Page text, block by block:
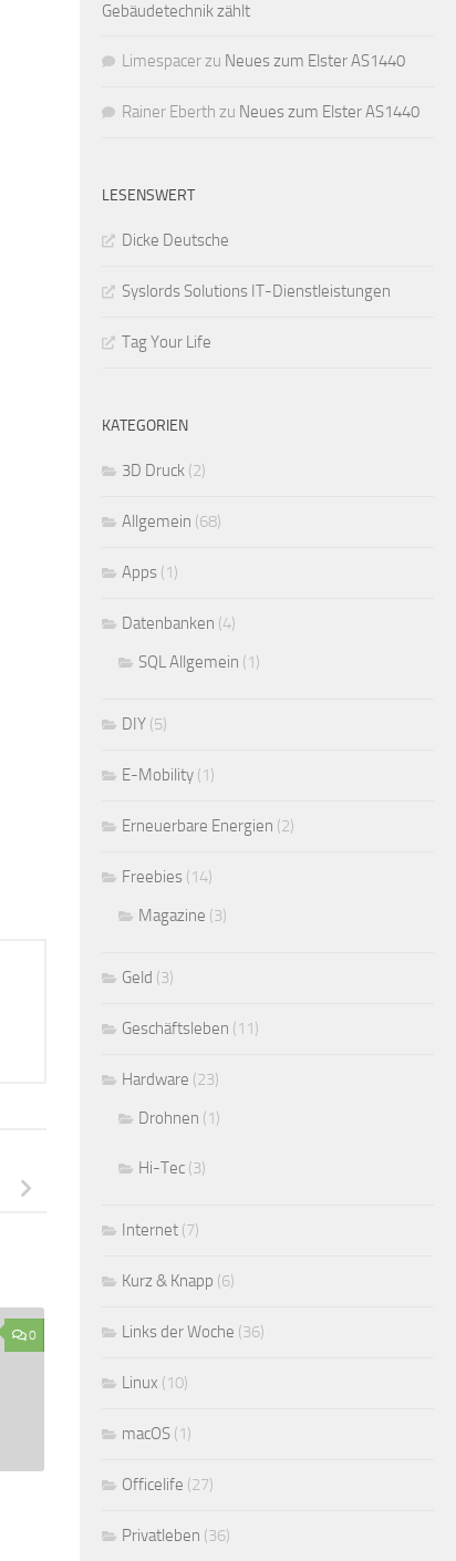
0
Gebäudetechnik zählt
Limespacerzu Neues zum Elster AS1440
Rainer Eberth zu Neues zum Elster AS1440
LESENSWERT
Dicke Deutsche
Syslords Solutions IT-Dienstleistungen
Tag Your Life
KATEGORIEN
3D Druck (2)
Allgemein (68)
Apps (1)
Datenbanken (4)
SQL Allgemein (1)
DIY (5)
E-Mobility (1)
Erneuerbare Energien (2)
Freebies (14)
Magazine (3)
Geld (3)
Geschäftsleben (11)
Hardware (23)
Drohnen (1)
Hi-Tec (3)
Internet (7)
Kurz & Knapp (6)
Links der Woche (36)
Linux (10)
macOS (1)
Officelife (27)
Privatleben (36)